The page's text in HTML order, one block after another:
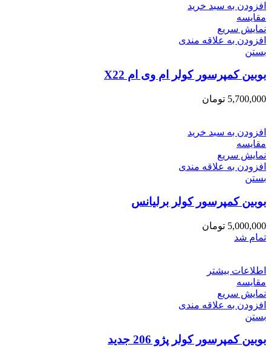
افزودن به سبد خرید
مقایسه
نمایش سریع
افزودن به علاقه مندی
بستن
بوبین کمپرسور کولر ام وی ام X22
5,700,000 تومان
افزودن به سبد خرید
مقایسه
نمایش سریع
افزودن به علاقه مندی
بستن
بوبین کمپرسور کولر برلیانس
5,000,000 تومان
تمام شد
اطلاعات بیشتر
مقایسه
نمایش سریع
افزودن به علاقه مندی
بستن
بوبین کمپرسور کولر پژو 206 جدید